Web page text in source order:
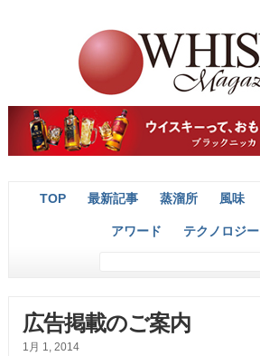
TOP 最新記事 蒸溜所 風味
アワード テクノロジー
広告掲載のご案内
1月 1, 2014